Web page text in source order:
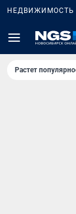
НЕДВИЖИМОСТЬ
Растет